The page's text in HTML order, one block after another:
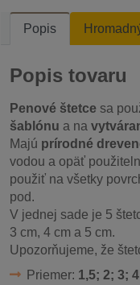
Popis
Popis tovaru
Penové štetce sa
šablónu a na
Majú prírodné
vodou a opäť
použiť na všetky
pod.
V jednej sade je 5
3 cm, 4 cm a 5 cm.
Upozorňujeme, že
Priemer: 1,5; 2; 3;